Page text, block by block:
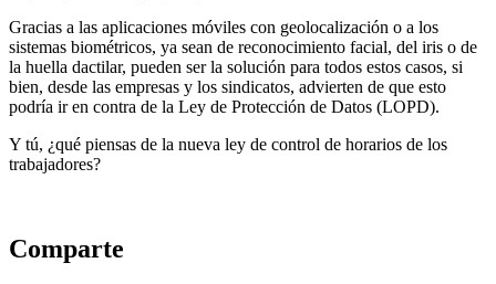
Gracias a las aplicaciones móviles con geolocalización o a los
sistemas biométricos, ya sean de reconocimiento facial, del iris o de
la huella dactilar, pueden ser la solución para todos estos casos, si
bien, desde las empresas y los sindicatos, advierten de que esto
podría ir en contra de la Ley de Protección de Datos (LOPD).
Y tú, ¿qué piensas de la nueva ley de control de horarios de los
trabajadores?
Comparte